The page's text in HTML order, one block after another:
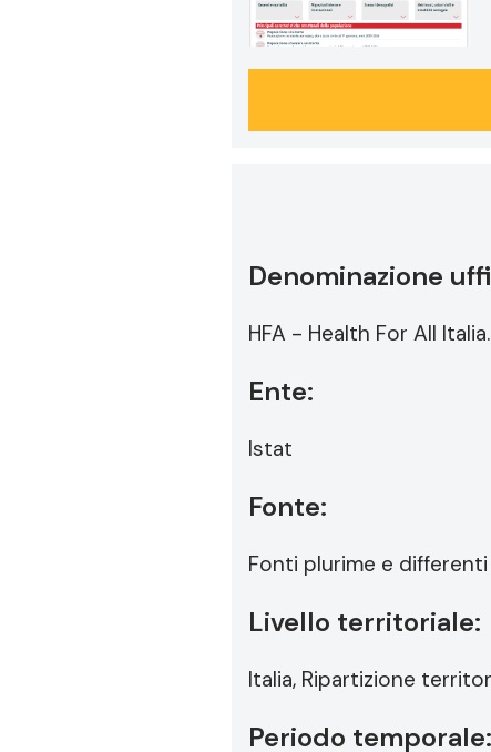
Denominazione
HFA - Health For All
Ente:
Istat
Fonte:
Fonti plurime e
Livello territoriale:
Italia, Ripartizione
Periodo temporale: